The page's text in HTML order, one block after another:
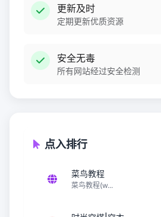
更新及时
定期更新优质资源
安全无毒
所有网站经过安全检测
点入排行
菜鸟教程
菜鸟教程(w...